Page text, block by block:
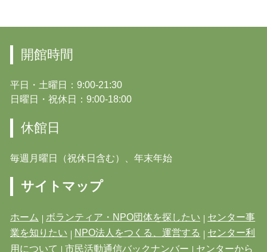
開館時間
平日・土曜日：9:00-21:30
日曜日・祝休日：9:00-18:00
休館日
毎週月曜日（祝休日含む）、年末年始
サイトマップ
ホーム ボランティア・NPO団体を探したい
センター事
業を知りたい
NPO法人をつくる、運営する
センター利
用について
市民活動通信バックナンバー センターから